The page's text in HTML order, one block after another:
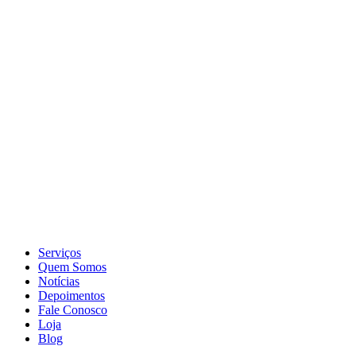
Serviços
Quem Somos
Notícias
Depoimentos
Fale Conosco
Loja
Blog